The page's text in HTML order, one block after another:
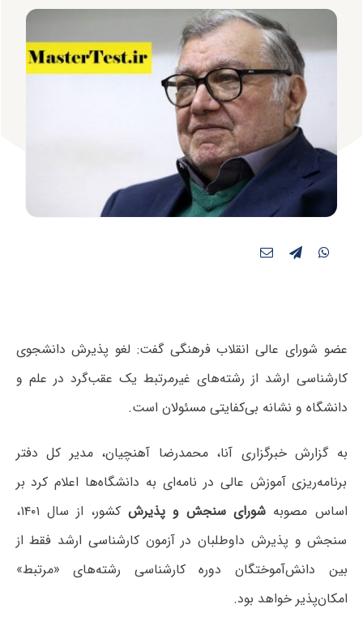
عضو شورای عالی انقلاب فرهنگی گفت: لغو پذیرش دانشجوی
کارشناسی ارشد از رشته‌های غیرمرتبط یک عقب‌گرد در علم و
دانشگاه و نشانه بی‌کفایتی مسئولان است.
به گزارش خبرگزاری آنا، محمدرضا آهنچیان، مدیر کل دفتر
برنامه‌ریزی آموزش عالی در نامه‌ای به دانشگاه‌ها اعلام کرد بر
اساس مصوبه شورای سنجش و پذیرش
کشور، از سال ۱۴۰۱،
سنجش و پذیرش داوطلبان در آزمون ‌کارشناسی ارشد فقط از
بین دانش‌آموختگان دوره کارشناسی رشته‌های «مرتبط»
امکان‌پذیر خواهد بود.